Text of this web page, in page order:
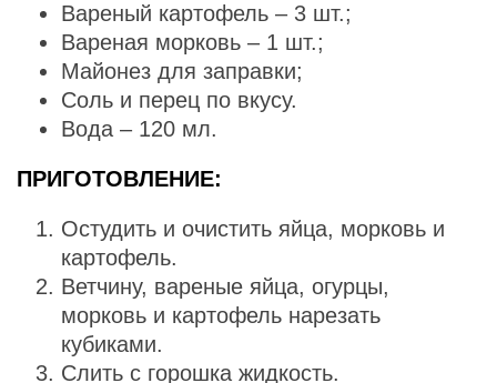
Вареный картофель – 3 шт.;
Вареная морковь – 1 шт.;
Майонез для заправки;
Соль и перец по вкусу.
Вода – 120 мл.
ПРИГОТОВЛЕНИЕ:
Остудить и очистить яйца, морковь и
картофель.
Ветчину, вареные яйца, огурцы,
морковь и картофель нарезать
кубиками.
Слить с горошка жидкость.